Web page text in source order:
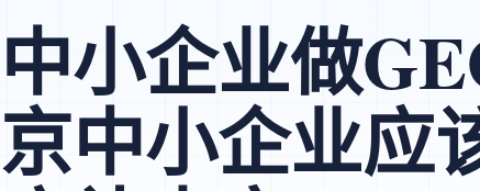
中小企业做
京中小企业应